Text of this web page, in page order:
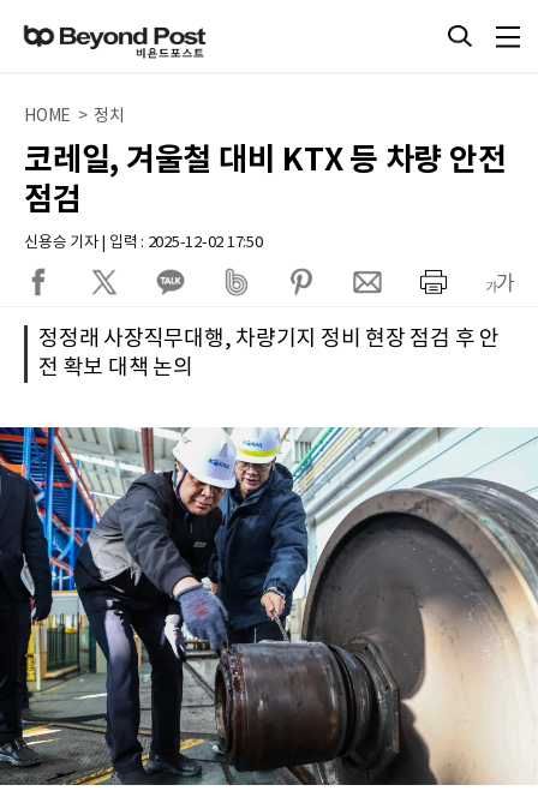
HOME > 정치
코레일, 겨울철 대비 KTX 등 차량 안전
점검
신용승 기자 | 입력 : 2025-12-02 17:50
정정래 사장직무대행, 차량기지 정비 현장 점검 후 안
전 확보 대책 논의